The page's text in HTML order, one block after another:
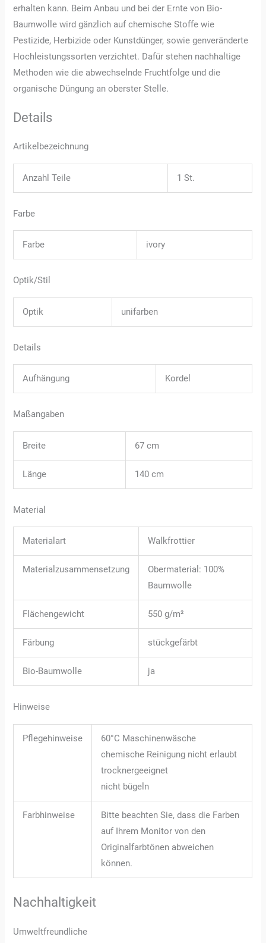
erhalten kann. Beim Anbau und bei der Ernte von Bio-
Baumwolle wird gänzlich auf chemische Stoffe wie
Pestizide, Herbizide oder Kunstdünger, sowie genveränderte
Hochleistungssorten verzichtet. Dafür stehen nachhaltige
Methoden wie die abwechselnde Fruchtfolge und die
organische Düngung an oberster Stelle.
Details
Artikelbezeichnung
Anzahl Teile 1 St.
Farbe
Farbe ivory
Optik/Stil
Optik unifarben
Details
Aufhängung Kordel
Maßangaben
Breite 67 cm
Länge 140 cm
Material
Materialart Walkfrottier
Materialzusammensetzung
Obermaterial: 100%
Baumwolle
Flächengewicht 550 g/m²
Färbung stückgefärbt
Bio-Baumwolle ja
Hinweise
Pflegehinweise
60°C Maschinenwäsche
chemische Reinigung nicht erlaubt
trocknergeeignet
nicht bügeln
Farbhinweise
Bitte beachten Sie, dass die Farben
auf Ihrem Monitor von den
Originalfarbtönen abweichen
können.
Nachhaltigkeit
Umweltfreundliche